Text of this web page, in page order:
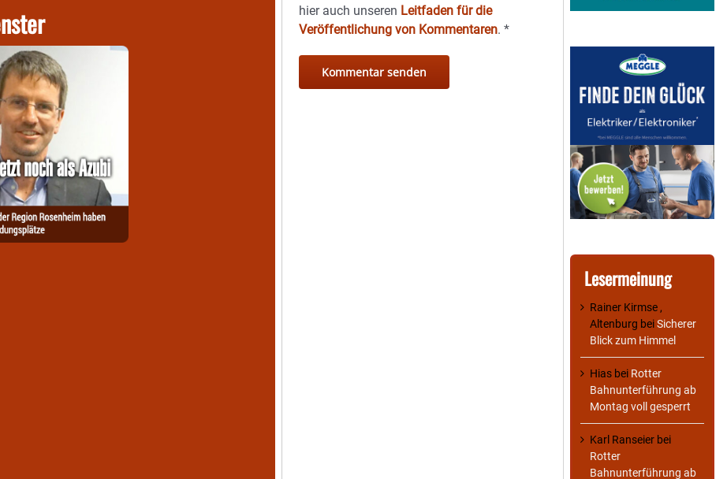
hier auch unseren Leitfaden für die
Veröffentlichung von Kommentaren.*
Lesermeinung
Rainer Kirmse ,
Altenburg beiSicherer
Blick zum Himmel
Hias bei Rotter
Bahnunterführung ab
Montag voll gesperrt
Karl Ranseier bei
Rotter
Bahnunterführung ab